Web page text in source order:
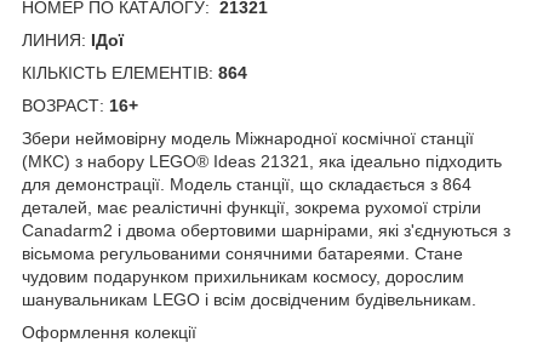
НОМЕР ПО КАТАЛОГУ: 21321
ЛИНИЯ: ІДої
КІЛЬКІСТЬ ЕЛЕМЕНТІВ: 864
ВОЗРАСТ: 16+
Збери неймовірну модель Міжнародної космічної станції
(МКС) з набору LEGO® Ideas 21321, яка ідеально підходить
для демонстрації. Модель станції, що складається з 864
деталей, має реалістичні функції, зокрема рухомої стріли
Canadarm2 і двома обертовими шарнірами, які з'єднуються з
вісьмома регульованими сонячними батареями. Стане
чудовим подарунком прихильникам космосу, дорослим
шанувальникам LEGO і всім досвідченим будівельникам.
Оформлення колекції